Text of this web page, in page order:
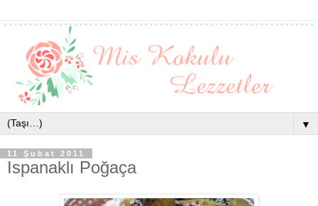
▼
11 Şubat 2011
Ispanaklı Poğaça